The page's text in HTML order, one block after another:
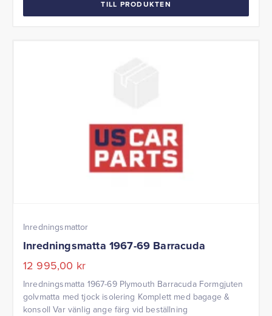
TILL PRODUKTEN
Inredningsmattor
Inredningsmatta 1967-69 Barracuda
12 995,00 kr
Inredningsmatta 1967-69 Plymouth Barracuda Formgjuten
golvmatta med tjock isolering Komplett med bagage &
konsoll Var vänlig ange färg vid beställning